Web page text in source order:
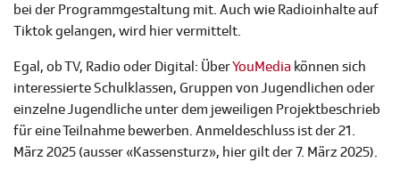
bei der Programmgestaltung mit. Auch wie Radioinhalte auf
Tiktok gelangen, wird hier vermittelt.
Egal, ob TV, Radio oder Digital: ÜberYouMedia können sich
interessierte Schulklassen, Gruppen von Jugendlichen oder
einzelne Jugendliche unter dem jeweiligen Projektbeschrieb
für eine Teilnahme bewerben. Anmeldeschluss ist der 21.
März 2025 (ausser «Kassensturz», hier gilt der 7. März 2025).